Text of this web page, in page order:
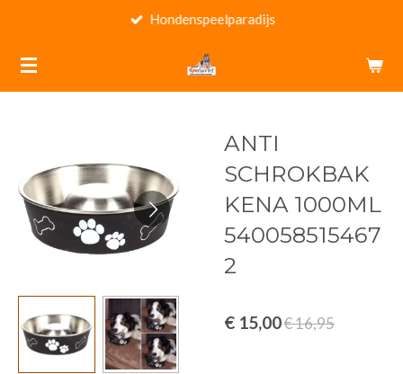
naar
de
Hondenspeelparadijs
ANTI
SCHROKBAK
KENA 1000ML
540058515467
2
€ 15,00€ 16,95